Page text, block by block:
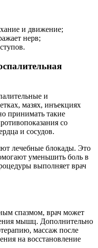
и движение;
нерв;
и
мазях, инъекциях
принимать такие
со
и сосудов.
лечебные блокады. Это
уменьшить боль в
выполняет врач
спазмом, врач может
мышц. Дополнительно
массаж после
на восстановление